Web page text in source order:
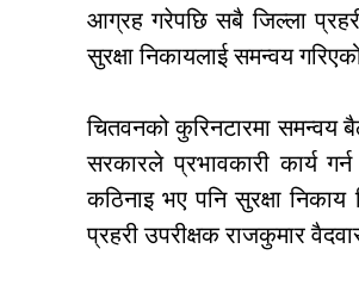
आग्रह गरेपछि सबै जिल्ला
सुरक्षा निकायलाई समन्वय
चितवनको कुरिनटारमा समन्वय
सरकारले प्रभावकारी कार्य
कठिनाइ भए पनि सुरक्षा
प्रहरी उपरीक्षक राजकुमार